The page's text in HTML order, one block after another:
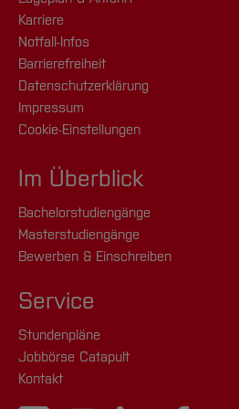
Karriere
Notfall-Infos
Barrierefreiheit
Datenschutzerklärung
Impressum
Cookie-Einstellungen
Im Überblick
Bachelorstudiengänge
Masterstudiengänge
Bewerben & Einschreiben
Service
Stundenpläne
Jobbörse Catapult
Kontakt